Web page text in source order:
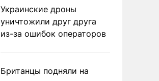
Украинские дроны
уничтожили друг друга
из-за ошибок операторов
Британцы подняли на